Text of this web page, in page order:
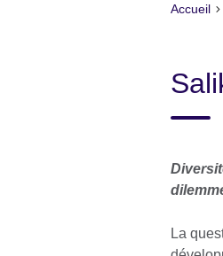
Accueil
La